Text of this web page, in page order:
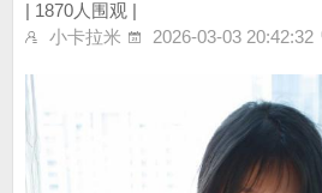
| 1870人围观 |
小卡拉米
2026-03-03 20:42:32